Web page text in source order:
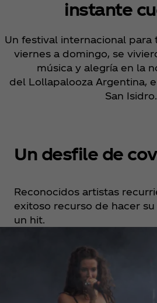
instante
Un festival internacional para
viernes a domingo, se
música y alegría en la
del Lollapalooza Argentina,
San Isidro.
Un desfile de
Reconocidos artistas
exitoso recurso de hacer
un hit.